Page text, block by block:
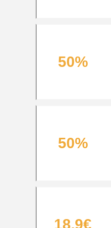
50%
50%
18,9€